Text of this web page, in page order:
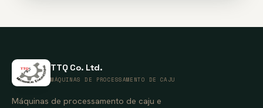
TTQ Co. Ltd.
MÁQUINAS DE PROCESSAMENTO DE CAJU
Máquinas de processamento de caju e